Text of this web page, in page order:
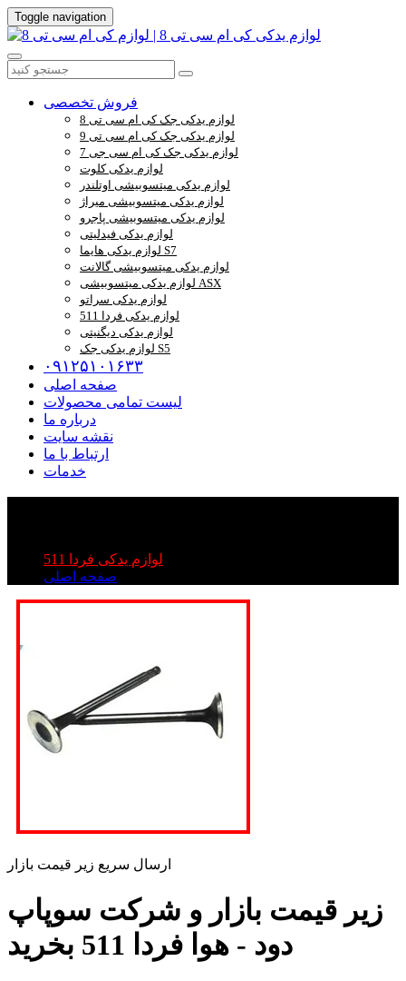
Toggle navigation
فروش تخصصی
لوازم یدکی جک کی ام سی تی 8
لوازم یدکی جک کی ام سی تی 9
لوازم یدکی جک کی ام سی جی 7
لوازم یدکی کلوت
لوازم یدکی میتسوبیشی اوتلندر
لوازم یدکی میتسوبیشی میراژ
لوازم یدکی میتسوبیشی پاجرو
لوازم یدکی فیدلیتی
لوازم یدکی هایما S7
لوازم یدکی میتسوبیشی گالانت
لوازم یدکی میتسوبیشی ASX
لوازم یدکی سراتو
لوازم یدکی فردا 511
لوازم یدکی دیگنیتی
لوازم یدکی جک S5
۰۹۱۲۵۱۰۱۶۳۳
صفحه اصلی
لیست تمامی محصولات
درباره ما
نقشه سایت
ارتباط با ما
خدمات
لوازم یدکی فردا 511
صفحه اصلی
ارسال سریع زیر قیمت بازار
زیر قیمت بازار و شرکت سوپاپ
دود - هوا فردا 511 بخرید